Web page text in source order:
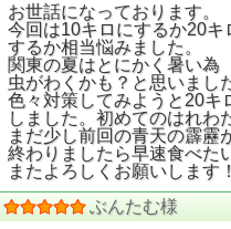
お世話になっております。
今回は10キロにするか20キ
するか相当悩みました。
関東の夏はとにかく暑い為
虫がわくかも？と思いまし
色々対策してみようと20キ
しました。初めてのはれわ
まだ少し前回の青天の霹靂
終わりましたら早速食べた
またよろしくお願いします！
ぶんたむ様